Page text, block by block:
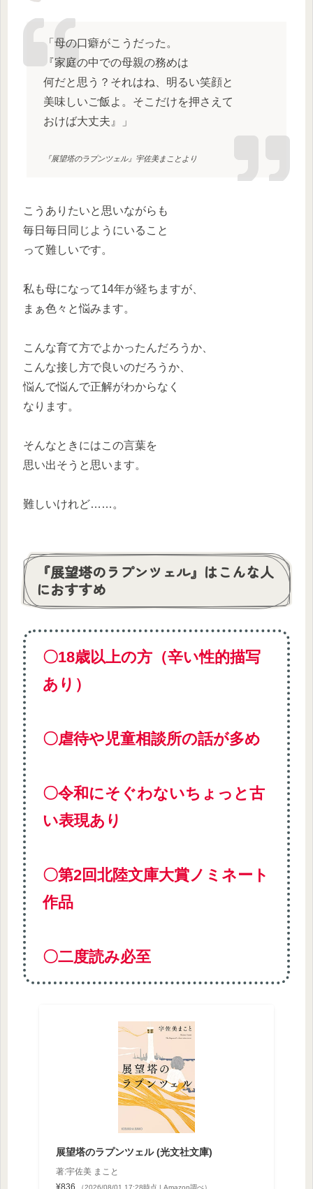
「母の口癖がこうだった。
『家庭の中での母親の務めは
何だと思う？それはね、明るい笑顔と
美味しいご飯よ。そこだけを押さえて
おけば大丈夫』」
『展望塔のラプンツェル』宇佐美まことより
こうありたいと思いながらも
毎日毎日同じようにいること
って難しいです。
私も母になって14年が経ちますが、
まぁ色々と悩みます。
こんな育て方でよかったんだろうか、
こんな接し方で良いのだろうか、
悩んで悩んで正解がわからなく
なります。
そんなときにはこの言葉を
思い出そうと思います。
難しいけれど……。
『展望塔のラプンツェル』はこんな人
におすすめ
〇18歳以上の方（辛い性的描写
あり）
〇虐待や児童相談所の話が多め
〇令和にそぐわないちょっと古
い表現あり
〇第2回北陸文庫大賞ノミネート
作品
〇二度読み必至
展望塔のラプンツェル (光文社文庫)
著:宇佐美 まこと
¥836
（2026/08/01 17:28時点 | Amazon調べ）